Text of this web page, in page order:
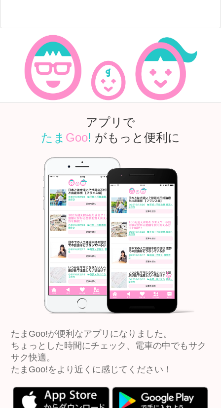
アプリで
たま Goo! がもっと便利に
たまGoo!が便利なアプリになりました。
ちょっとした時間にチェック、電車の中でもサク
サク快適。
たまGoo!をより近くに感じてください！